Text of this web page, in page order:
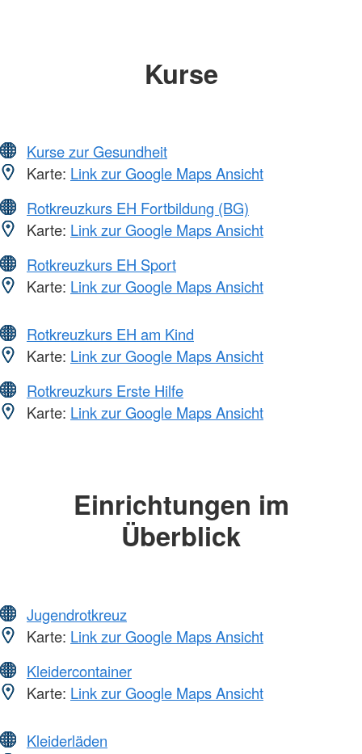
Kurse
Kurse zur Gesundheit
Karte: Link zur Google Maps Ansicht
Rotkreuzkurs EH Fortbildung (BG)
Karte: Link zur Google Maps Ansicht
Rotkreuzkurs EH Sport
Karte: Link zur Google Maps Ansicht
Rotkreuzkurs EH am Kind
Karte: Link zur Google Maps Ansicht
Rotkreuzkurs Erste Hilfe
Karte: Link zur Google Maps Ansicht
Einrichtungen im
Überblick
Jugendrotkreuz
Karte: Link zur Google Maps Ansicht
Kleidercontainer
Karte: Link zur Google Maps Ansicht
Kleiderläden